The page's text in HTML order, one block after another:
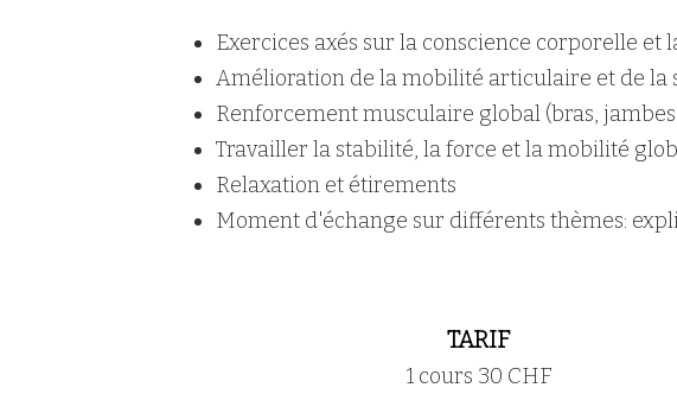
Exercices axés sur la conscience corporelle et
Amélioration de la mobilité articulaire et de la
Renforcement musculaire global (bras,
Travailler la stabilité, la force et la mobilité
Relaxation et étirements
Moment d'échange sur différents thèmes:
TARIF
1 cours 30 CHF